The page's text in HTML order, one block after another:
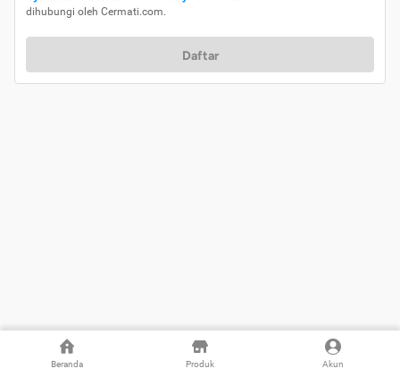
Beranda Produk Akun
dihubungi oleh Cermati.com.
Daftar